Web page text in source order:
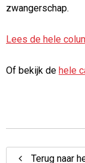
zwangerschap.
Lees de hele
Of bekijk de hele
Terug naar